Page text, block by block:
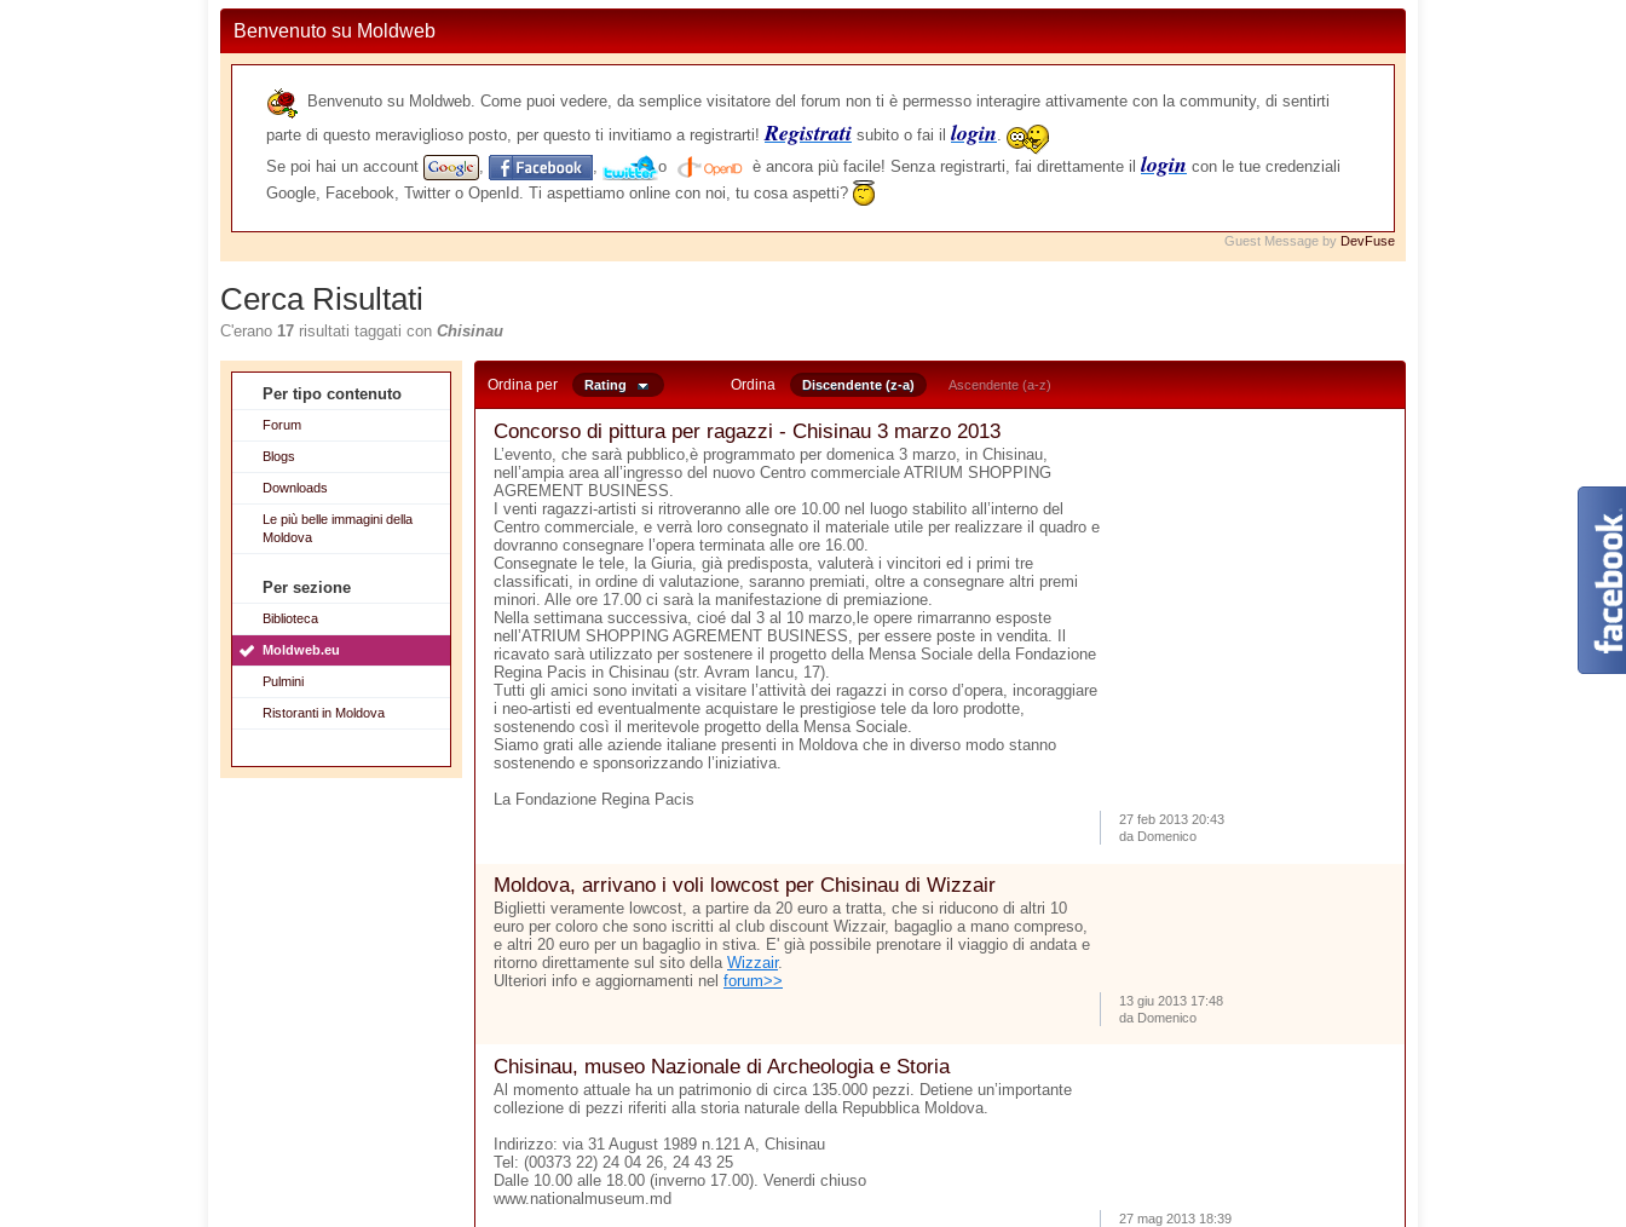
Benvenuto su Moldweb
Benvenuto su Moldweb. Come puoi vedere, da semplice visitatore del forum non ti è permesso interagire attivamente con la community, di sentirti
parte di questo meraviglioso posto, per questo ti invitiamo a registrarti!Registrati subito o fai il login.
Se poi hai un account
, , o è ancora più facile! Senza registrarti, fai direttamente il login con le tue credenziali
Google, Facebook, Twitter o OpenId. Ti aspettiamo online con noi, tu cosa aspetti?
Guest Message by DevFuse
Cerca Risultati
C'erano 17 risultati taggati con Chisinau
Per tipo contenuto
Forum
Blogs
Downloads
Le più belle immagini della
Moldova
Per sezione
Biblioteca
Moldweb.eu
Pulmini
Ristoranti in Moldova
Ordina per Rating Ordina Discendente (z-a) Ascendente (a-z)
Concorso di pittura per ragazzi - Chisinau 3 marzo 2013
L’evento, che sarà pubblico,è programmato per domenica 3 marzo, in Chisinau,
nell’ampia area all’ingresso del nuovo Centro commerciale ATRIUM SHOPPING
AGREMENT BUSINESS.
I venti ragazzi-artisti si ritroveranno alle ore 10.00 nel luogo stabilito all’interno del
Centro commerciale, e verrà loro consegnato il materiale utile per realizzare il quadro e
dovranno consegnare l’opera terminata alle ore 16.00.
Consegnate le tele, la Giuria, già predisposta, valuterà i vincitori ed i primi tre
classificati, in ordine di valutazione, saranno premiati, oltre a consegnare altri premi
minori. Alle ore 17.00 ci sarà la manifestazione di premiazione.
Nella settimana successiva, cioé dal 3 al 10 marzo,le opere rimarranno esposte
nell’ATRIUM SHOPPING AGREMENT BUSINESS, per essere poste in vendita. Il
ricavato sarà utilizzato per sostenere il progetto della Mensa Sociale della Fondazione
Regina Pacis in Chisinau (str. Avram Iancu, 17).
Tutti gli amici sono invitati a visitare l’attività dei ragazzi in corso d’opera, incoraggiare
i neo-artisti ed eventualmente acquistare le prestigiose tele da loro prodotte,
sostenendo così il meritevole progetto della Mensa Sociale.
Siamo grati alle aziende italiane presenti in Moldova che in diverso modo stanno
sostenendo e sponsorizzando l’iniziativa.
La Fondazione Regina Pacis
27 feb 2013 20:43
da Domenico
Moldova, arrivano i voli lowcost per Chisinau di Wizzair
Biglietti veramente lowcost, a partire da 20 euro a tratta, che si riducono di altri 10
euro per coloro che sono iscritti al club discount Wizzair, bagaglio a mano compreso,
e altri 20 euro per un bagaglio in stiva. E' già possibile prenotare il viaggio di andata e
ritorno direttamente sul sito della Wizzair.
Ulteriori info e aggiornamenti nel forum>>
13 giu 2013 17:48
da Domenico
Chisinau, museo Nazionale di Archeologia e Storia
Al momento attuale ha un patrimonio di circa 135.000 pezzi. Detiene un’importante
collezione di pezzi riferiti alla storia naturale della Repubblica Moldova.
Indirizzo: via 31 August 1989 n.121 A, Chisinau
Tel: (00373 22) 24 04 26, 24 43 25
Dalle 10.00 alle 18.00 (inverno 17.00). Venerdi chiuso
www.nationalmuseum.md
27 mag 2013 18:39